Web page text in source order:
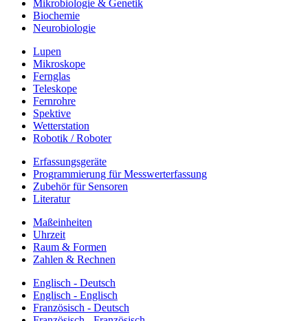
Mikrobiologie & Genetik
Biochemie
Neurobiologie
Lupen
Mikroskope
Fernglas
Teleskope
Fernrohre
Spektive
Wetterstation
Robotik / Roboter
Erfassungsgeräte
Programmierung für Messwerterfassung
Zubehör für Sensoren
Literatur
Maßeinheiten
Uhrzeit
Raum & Formen
Zahlen & Rechnen
Englisch - Deutsch
Englisch - Englisch
Französisch - Deutsch